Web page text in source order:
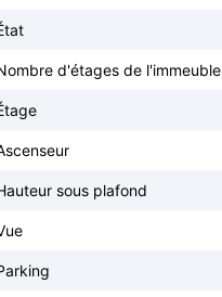
d'étages de l'immeuble
sous plafond